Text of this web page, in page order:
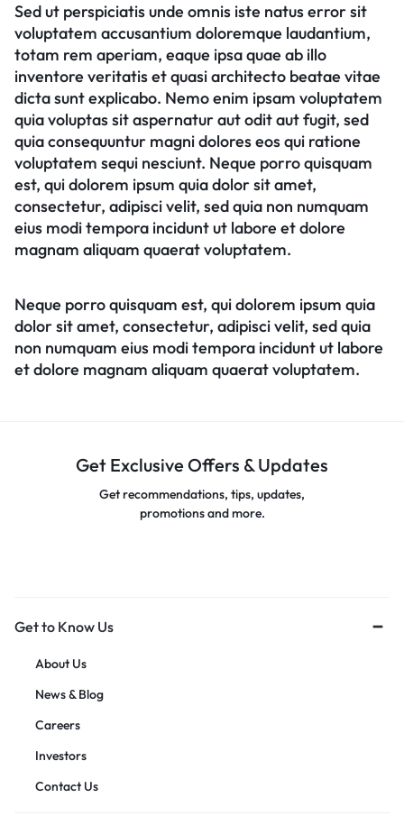
Sed ut perspiciatis unde omnis iste natus error sit
voluptatem accusantium doloremque laudantium,
totam rem aperiam, eaque ipsa quae ab illo
inventore veritatis et quasi architecto beatae vitae
dicta sunt explicabo. Nemo enim ipsam voluptatem
quia voluptas sit aspernatur aut odit aut fugit, sed
quia consequuntur magni dolores eos qui ratione
voluptatem sequi nesciunt. Neque porro quisquam
est, qui dolorem ipsum quia dolor sit amet,
consectetur, adipisci velit, sed quia non numquam
eius modi tempora incidunt ut labore et dolore
magnam aliquam quaerat voluptatem.
Neque porro quisquam est, qui dolorem ipsum quia
dolor sit amet, consectetur, adipisci velit, sed quia
non numquam eius modi tempora incidunt ut labore
et dolore magnam aliquam quaerat voluptatem.
Get Exclusive Offers & Updates
Get recommendations, tips, updates,
promotions and more.
Get to Know Us
About Us
News & Blog
Careers
Investors
Contact Us